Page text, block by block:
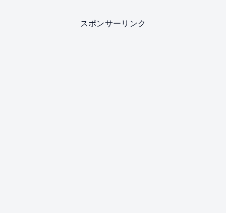
スポンサーリンク